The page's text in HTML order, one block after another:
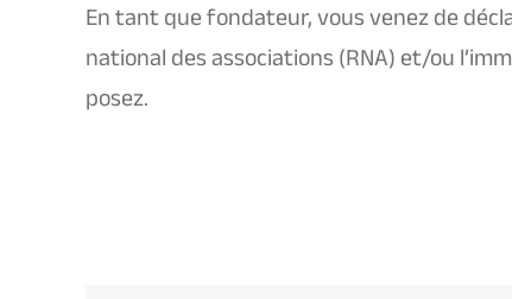
En tant que fondateur, vous venez de
national des associations (RNA) et/ou
posez.